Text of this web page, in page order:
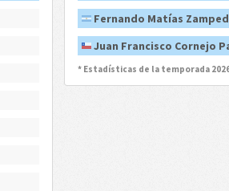
Fernando Matías
Juan Francisco Cornejo
* Estadísticas de la temporada